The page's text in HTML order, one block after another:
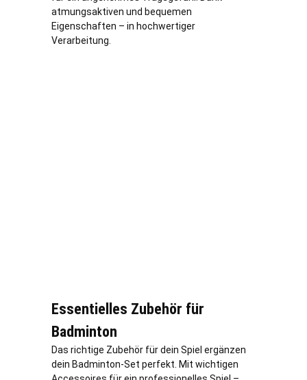
atmungsaktiven und bequemen
Eigenschaften – in hochwertiger
Verarbeitung.
Essentielles Zubehör für
Badminton
Das richtige Zubehör für dein Spiel ergänzen
dein Badminton-Set perfekt. Mit wichtigen